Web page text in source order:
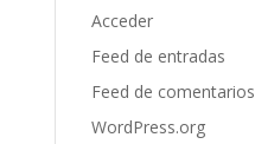
Acceder
Feed de entradas
Feed de comentarios
WordPress.org